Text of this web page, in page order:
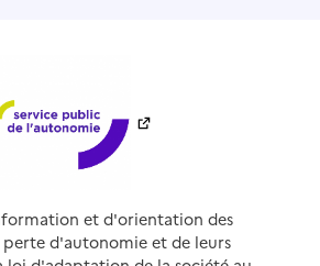
et d'orientation des
perte d'autonomie et de leurs